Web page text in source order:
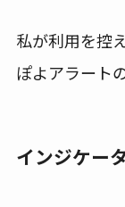
私が利用を控
ぽよアラート
インジケー